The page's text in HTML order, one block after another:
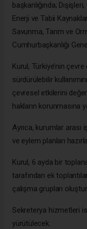
başkanlığında;
Enerji ve Tabii
Savunma, Tarım ve
Cumhurbaşkanlığı
Kurul, Türkiye’nin
sürdürülebilir
çevresel etkilerini
hakların korunmasına
Ayrıca, kurumlar
ve eylem planları
Kurul, 6 ayda bir
tarafından ek
çalışma grupları
Sekreterya hizmetleri
yürütülecek.